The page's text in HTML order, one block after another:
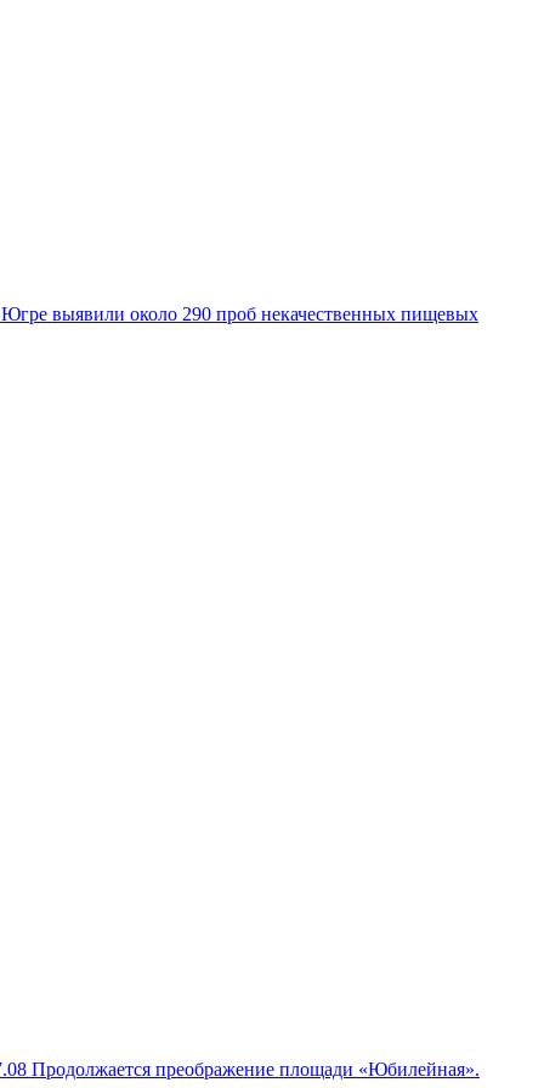
выявили около 290 проб некачественных пищевых
Продолжается преображение площади «Юбилейная».